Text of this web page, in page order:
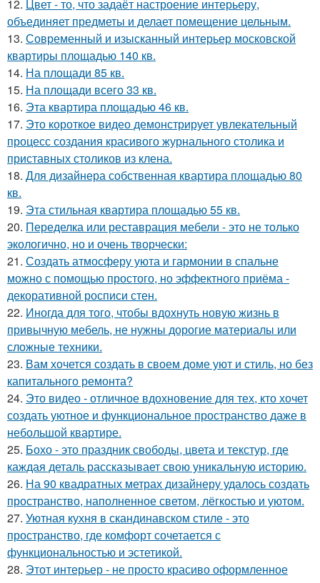
12. Цвет - то, что задаёт настроение интерьеру,
объединяет предметы и делает помещение цельным.
13. Современный и изысканный интерьер московской
квартиры площадью 140 кв.
14. На площади 85 кв.
15. На площади всего 33 кв.
16. Эта квартира площадью 46 кв.
17. Это короткое видео демонстрирует увлекательный
процесс создания красивого журнального столика и
приставных столиков из клена.
18. Для дизайнера собственная квартира площадью 80
кв.
19. Эта стильная квартира площадью 55 кв.
20. Переделка или реставрация мебели - это не только
экологично, но и очень творчески:
21. Создать атмосферу уюта и гармонии в спальне
можно с помощью простого, но эффектного приёма -
декоративной росписи стен.
22. Иногда для того, чтобы вдохнуть новую жизнь в
привычную мебель, не нужны дорогие материалы или
сложные техники.
23. Вам хочется создать в своем доме уют и стиль, но без
капитального ремонта?
24. Это видео - отличное вдохновение для тех, кто хочет
создать уютное и функциональное пространство даже в
небольшой квартире.
25. Бохо - это праздник свободы, цвета и текстур, где
каждая деталь рассказывает свою уникальную историю.
26. На 90 квадратных метрах дизайнеру удалось создать
пространство, наполненное светом, лёгкостью и уютом.
27. Уютная кухня в скандинавском стиле - это
пространство, где комфорт сочетается с
функциональностью и эстетикой.
28. Этот интерьер - не просто красиво оформленное